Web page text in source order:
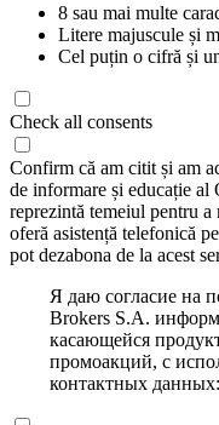
8 sau mai multe
Litere majuscule și
Cel puțin o cifră și
Check all consents
Confirm că am citit și am
de informare și educație
reprezintă temeiul pentru a
oferă asistență telefonică
pot dezabona de la acest
Я даю согласие на
Brokers S.A.
касающейся
промоакций, с
контактных данных: